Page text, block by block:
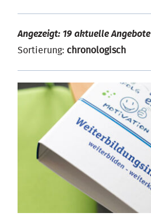
Angezeigt: 19 aktuelle Angebote
Sortierung: chronologisch